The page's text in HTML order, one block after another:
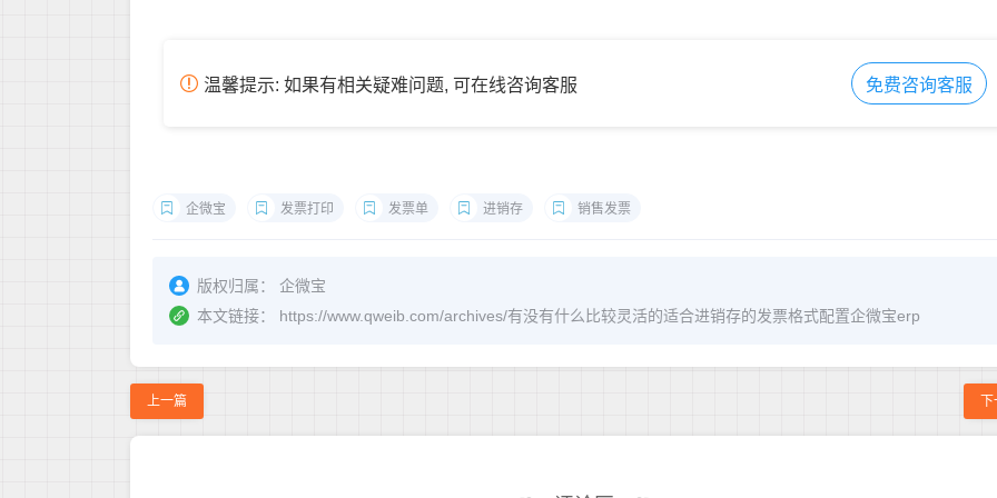
温馨提示: 如果有相关疑难问题, 可在线咨询客服 免费咨询客服
企微宝 发票打印 发票单 进销存 销售发票
版权归属：
企微宝
本文链接：
https://www.qweib.com/archives/有没有什么比较灵活的适合进销存的发票格式配置企微宝erp
上一篇